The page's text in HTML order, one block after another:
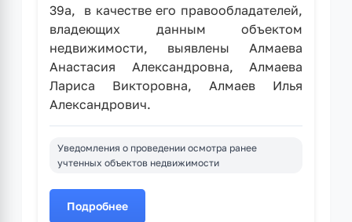
39а, в качестве его правообладателей,
владеющих данным объектом
недвижимости, выявлены Алмаева
Анастасия Александровна, Алмаева
Лариса Викторовна, Алмаев Илья
Александрович.
Уведомления о проведении осмотра ранее
учтенных объектов недвижимости
Подробнее
о